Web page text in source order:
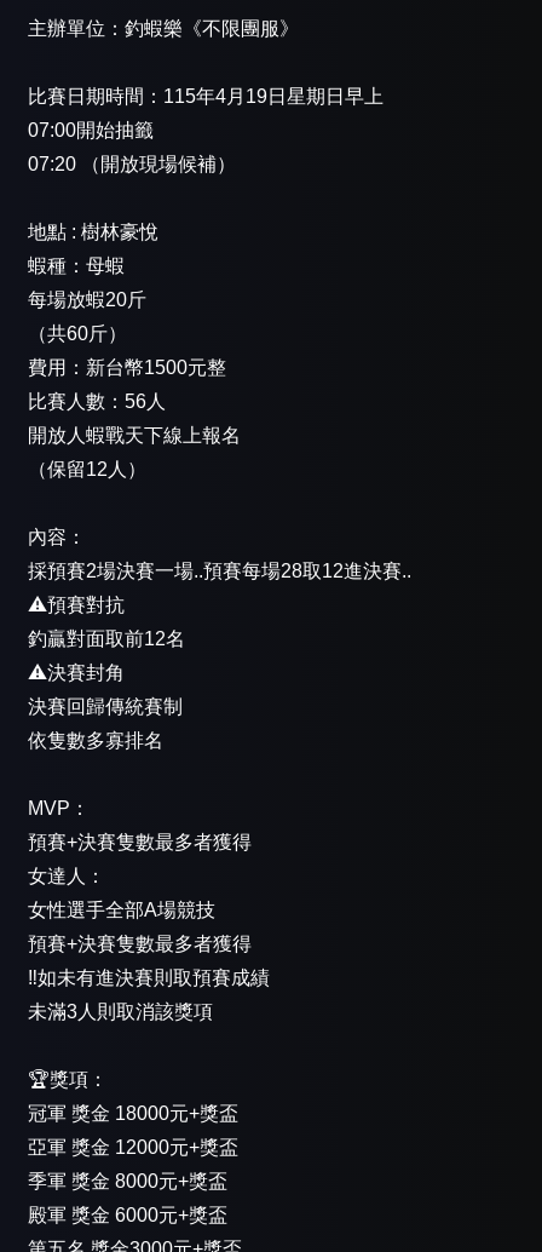
主辦單位：釣蝦樂《不限團服》
比賽日期時間：115年4月19日星期日早上
07:00開始抽籤
07:20 （開放現場候補）
地點 : 樹林豪悅
蝦種：母蝦
每場放蝦20斤
（共60斤）
費用：新台幣1500元整
比賽人數：56人
開放人蝦戰天下線上報名
（保留12人）
內容：
採預賽2場決賽一場..預賽每場28取12進決賽..
⚠️預賽對抗
釣贏對面取前12名
⚠️決賽封角
決賽回歸傳統賽制
依隻數多寡排名
MVP：
預賽+決賽隻數最多者獲得
女達人：
女性選手全部A場競技
預賽+決賽隻數最多者獲得
‼️如未有進決賽則取預賽成績
未滿3人則取消該獎項
🏆獎項：
冠軍 獎金 18000元+獎盃
亞軍 獎金 12000元+獎盃
季軍 獎金 8000元+獎盃
殿軍 獎金 6000元+獎盃